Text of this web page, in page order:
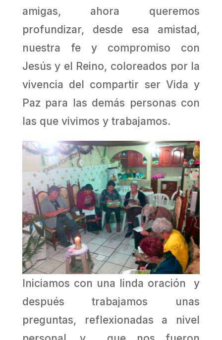
amigas, ahora queremos
profundizar, desde esa amistad,
nuestra fe y compromiso con
Jesús y el Reino, coloreados por la
vivencia del compartir ser Vida y
Paz para las demás personas con
las que vivimos y trabajamos.
Iniciamos con una linda oración y
después trabajamos unas
preguntas, reflexionadas a nivel